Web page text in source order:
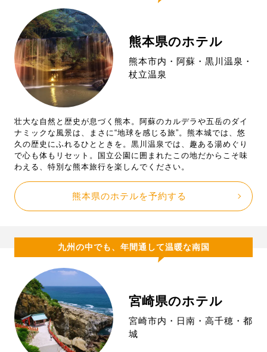
熊本県のホテル
熊本市内・阿蘇・黒川温泉・
杖立温泉
壮大な自然と歴史が息づく熊本。阿蘇のカルデラや五岳のダイ
ナミックな風景は、まさに“地球を感じる旅”。熊本城では、悠
久の歴史にふれるひとときを。黒川温泉では、趣ある湯めぐり
で心も体もリセット。国立公園に囲まれたこの地だからこそ味
わえる、特別な熊本旅行を楽しんでください。
熊本県のホテルを予約する
九州の中でも、年間通して温暖な南国
宮崎県のホテル
宮崎市内・日南・高千穂・都
城